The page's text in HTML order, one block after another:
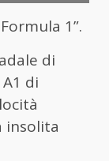
1”.
di
di
insolita